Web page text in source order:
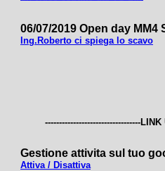
06/07/2019 Open day
Ing.Roberto ci spiega lo scavo
----------------------------------
Gestione attivita sul tuo
Attiva / Disattiva